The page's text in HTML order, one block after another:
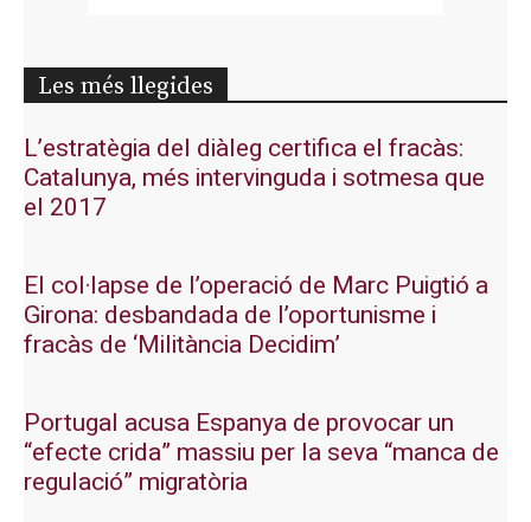
Les més llegides
L’estratègia del diàleg certifica el fracàs:
Catalunya, més intervinguda i sotmesa que
el 2017
El col·lapse de l’operació de Marc Puigtió a
Girona: desbandada de l’oportunisme i
fracàs de ‘Militància Decidim’
Portugal acusa Espanya de provocar un
“efecte crida” massiu per la seva “manca de
regulació” migratòria